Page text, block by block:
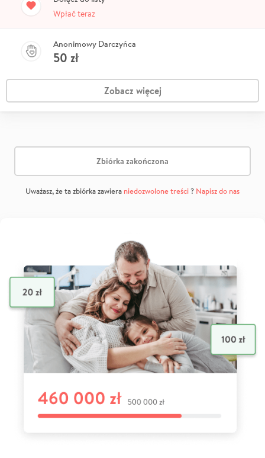
Wpłać teraz
Anonimowy Darczyńca
50 zł
Zobacz więcej
Zbiórka zakończona
Uważasz, że ta zbiórka zawiera niedozwolone treści? Napisz do nas